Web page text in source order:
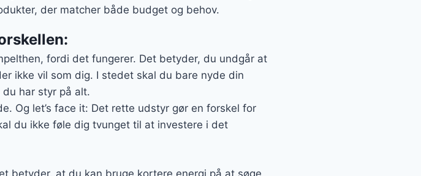
der matcher både budget og behov.
fordi det fungerer. Det betyder, du undgår at
ikke vil som dig. I stedet skal du bare nyde din
har styr på alt.
Og let’s face it: Det rette udstyr gør en forskel for
du ikke føle dig tvunget til at investere i det
betyder, at du kan bruge kortere energi på at søge